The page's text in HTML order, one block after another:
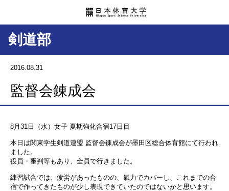
剣道部
2016.08.31
監督会錬成会
8月31日（水）女子 夏期強化合宿17日目
本日は関東学生剣道連盟 監督会錬成会が墨田区総合体育館にて行われ
ました。
役員・審判等もあり、全員で行きました。
練習試合では、疲労があったものの、氣力でカバーし、これまでの合
宿で作ってきたものが少し表現できていたのではないかと思います。